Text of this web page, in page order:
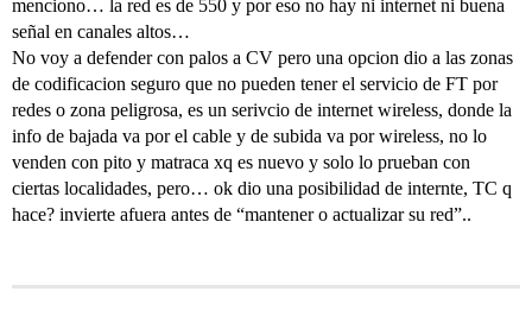
menciono… la red es de 550 y por eso no hay ni internet ni buena
señal en canales altos…
No voy a defender con palos a CV pero una opcion dio a las zonas
de codificacion seguro que no pueden tener el servicio de FT por
redes o zona peligrosa, es un serivcio de internet wireless, donde la
info de bajada va por el cable y de subida va por wireless, no lo
venden con pito y matraca xq es nuevo y solo lo prueban con
ciertas localidades, pero… ok dio una posibilidad de internte, TC q
hace? invierte afuera antes de “mantener o actualizar su red”..